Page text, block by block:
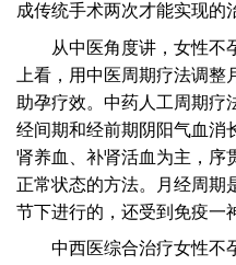
成传统手术两次才能实现的
从中医角度讲，女性不
上看，用中医周期疗法调
助孕疗效。中药人工周期疗
经间期和经前期阴阳气血消
肾养血、补肾活血为主，序
正常状态的方法。月经周期
节下进行的，还受到免疫一
中西医综合治疗女性不